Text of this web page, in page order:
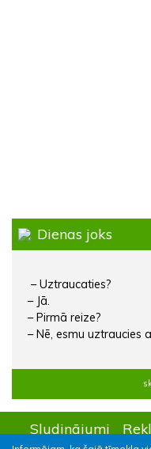
Dienas joks
– Uztraucaties?
– Jā.
– Pirmā reize?
– Nē, esmu uztraucies
Sludinājumi